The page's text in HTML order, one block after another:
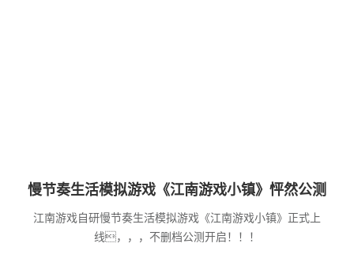
慢节奏生活模拟游戏《江南游戏小镇》怦然公测
江南游戏自研慢节奏生活模拟游戏《江南游戏小镇》正式上
线，，，不删档公测开启！！！